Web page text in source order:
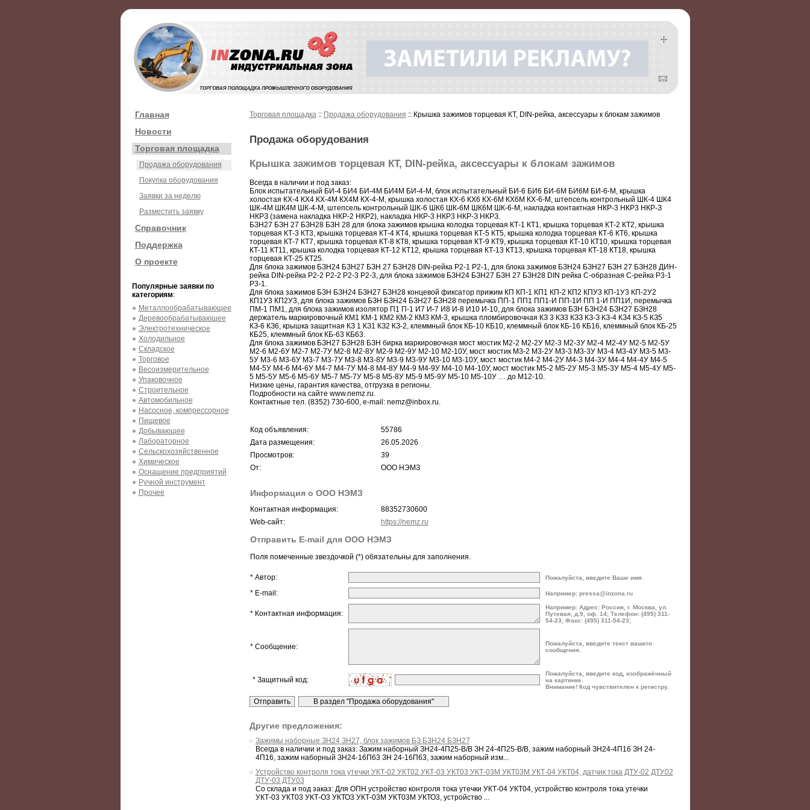
Главная
Новости
Торговая площадка
Продажа оборудования
Покупка оборудования
Заявки за неделю
Разместить заявку
Справочник
Поддержка
О проекте
Популярные заявки по
категориям:
Металлообрабатывающее
Деревообрабатывающее
Электротехническое
Холодильное
Складское
Торговое
Весоизмерительное
Упаковочное
Строительное
Автомобильное
Насосное, компрессорное
Пищевое
Добывающее
Лабораторное
Сельскохозяйственное
Химическое
Оснащение предприятий
Ручной инструмент
Прочее
Торговая площадка:: Продажа оборудования :: Крышка зажимов торцевая КТ, DIN-рейка, аксессуары к блокам зажимов
Продажа оборудования
Крышка зажимов торцевая КТ, DIN-рейка, аксессуары к блокам зажимов
Всегда в наличии и под заказ:
Блок испытательный БИ-4 БИ4 БИ-4М БИ4М БИ-4-М, блок испытательный БИ-6 БИ6 БИ-6М БИ6М БИ-6-М, крышка
холостая КХ-4 КХ4 КХ-4М КХ4М КХ-4-М, крышка холостая КХ-6 КХ6 КХ-6М КХ6М КХ-6-М, штепсель контрольный ШК-4 ШК4
ШК-4М ШК4М ШК-4-М, штепсель контрольный ШК-6 ШК6 ШК-6М ШК6М ШК-6-М, накладка контактная НКР-3 НКР3 НКР-З
НКРЗ (замена накладка НКР-2 НКР2), накладка НКР-3 НКР3 НКР-З НКРЗ.
БЗН27 БЗН 27 БЗН28 БЗН 28 для блока зажимов крышка колодка торцевая КТ-1 КТ1, крышка торцевая КТ-2 КТ2, крышка
торцевая КТ-3 КТ3, крышка торцевая КТ-4 КТ4, крышка торцевая КТ-5 КТ5, крышка колодка торцевая КТ-6 КТ6, крышка
торцевая КТ-7 КТ7, крышка торцевая КТ-8 КТ8, крышка торцевая КТ-9 КТ9, крышка торцевая КТ-10 КТ10, крышка торцевая
КТ-11 КТ11, крышка колодка торцевая КТ-12 КТ12, крышка торцевая КТ-13 КТ13, крышка торцевая КТ-18 КТ18, крышка
торцевая КТ-25 КТ25.
Для блока зажимов БЗН24 БЗН27 БЗН 27 БЗН28 DIN-рейка Р2-1 P2-1, для блока зажимов БЗН24 БЗН27 БЗН 27 БЗН28 ДИН-
рейка DIN-рейка Р2-2 P2-2 Р2-3 P2-3, для блока зажимов БЗН24 БЗН27 БЗН 27 БЗН28 DIN рейка С-образная С-рейка Р3-1
P3-1.
Для блока зажимов БЗН БЗН24 БЗН27 БЗН28 концевой фиксатор прижим КП КП-1 КП1 КП-2 КП2 КПУ3 КП-1У3 КП-2У2
КП1У3 КП2У3, для блока зажимов БЗН БЗН24 БЗН27 БЗН28 перемычка ПП-1 ПП1 ПП1-И ПП-1И ПП 1-И ПП1И, перемычка
ПМ-1 ПМ1, для блока зажимов изолятор П1 П-1 И7 И-7 И8 И-8 И10 И-10, для блока зажимов БЗН БЗН24 БЗН27 БЗН28
держатель маркировочный КМ1 КМ-1 КМ2 КМ-2 КМ3 КМ-3, крышка пломбировочная КЗ 3 КЗ3 КЗЗ КЗ-З КЗ-4 КЗ4 КЗ-5 КЗ5
КЗ-6 КЗ6, крышка защитная КЗ 1 КЗ1 КЗ2 КЗ-2, клеммный блок КБ-10 КБ10, клеммный блок КБ-16 КБ16, клеммный блок КБ-25
КБ25, клеммный блок КБ-63 КБ63.
Для блока зажимов БЗН27 БЗН28 БЗН бирка маркировочная мост мостик М2-2 М2-2У М2-3 М2-3У М2-4 М2-4У М2-5 М2-5У
М2-6 М2-6У М2-7 М2-7У М2-8 М2-8У М2-9 М2-9У М2-10 М2-10У, мост мостик М3-2 М3-2У М3-3 М3-3У М3-4 М3-4У М3-5 М3-
5У М3-6 М3-6У М3-7 М3-7У М3-8 М3-8У М3-9 М3-9У М3-10 М3-10У, мост мостик М4-2 М4-2У М4-3 М4-3У М4-4 М4-4У М4-5
М4-5У М4-6 М4-6У М4-7 М4-7У М4-8 М4-8У М4-9 М4-9У М4-10 М4-10У, мост мостик М5-2 М5-2У М5-3 М5-3У М5-4 М5-4У М5-
5 М5-5У М5-6 М5-6У М5-7 М5-7У М5-8 М5-8У М5-9 М5-9У М5-10 М5-10У … до М12-10.
Низкие цены, гарантия качества, отгрузка в регионы.
Подробности на сайте www.nemz.ru.
Контактные тел. (8352) 730-600, e-mail: nemz@inbox.ru.
Код объявления:
55786
Дата размещения:
26.05.2026
Просмотров:
39
От:
ООО НЭМЗ
Информация о ООО НЭМЗ
Контактная информация:
88352730600
Web-сайт:
https://nemz.ru
Отправить E-mail для ООО НЭМЗ
Поля помеченные звездочкой (*) обязательны для заполнения.
* Автор: Пожалуйста, введите Ваше имя.
* E-mail: Например: pressa@inzona.ru
* Контактная информация:
Например: Адрес: Россия, г. Москва, ул.
Путевая, д.9, оф. 14; Телефон: (495) 311-
54-23; Факс: (495) 311-54-23;
* Сообщение:
Пожалуйста, введите текст вашего
сообщения.
* Защитный код:
Пожалуйста, введите код, изображённый
на картинке.
Внимание! Код чувствителен к регистру.
Другие предложения:
Зажимы наборные ЗН24 ЗН27, блок зажимов БЗ БЗН24 БЗН27
Всегда в наличии и под заказ: Зажим наборный ЗН24-4П25-В/В ЗН 24-4П25-В/В, зажим наборный ЗН24-4П16 ЗН 24-
4П16, зажим наборный ЗН24-16П63 ЗН 24-16П63, зажим наборный изм...
Устройство контроля тока утечки УКТ-02 УКТ02 УКТ-03 УКТ03 УКТ-03М УКТ03М УКТ-04 УКТ04, датчик тока ДТУ-02 ДТУ02
ДТУ-03 ДТУ03
Со склада и под заказ: Для ОПН устройство контроля тока утечки УКТ-04 УКТ04, устройство контроля тока утечки
УКТ-03 УКТ03 УКТ-О3 УКТО3 УКТ-03М УКТ03М УКТО3, устройство ...